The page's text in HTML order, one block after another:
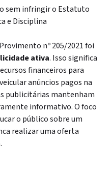
sem infringir o Estatuto
e Disciplina
nº 205/2021 foi
ativa. Isso significa
financeiros para
anúncios pagos na
publicitárias mantenham
informativo. O foco
o público sobre um
realizar uma oferta